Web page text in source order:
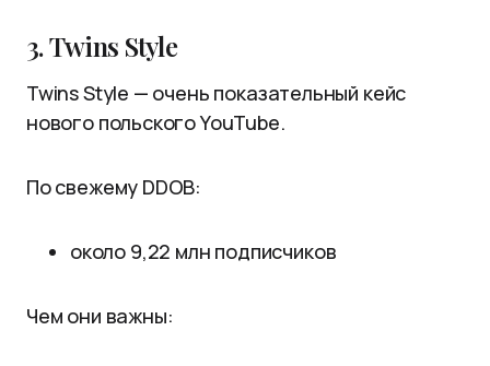
3. Twins Style
Twins Style — очень показательный кейс
нового польского YouTube.
По свежему DDOB:
около 9,22 млн подписчиков
Чем они важны: